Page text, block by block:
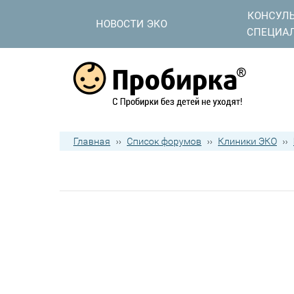
НОВОСТИ ЭКО
Главная ›› Список форумов ›› Клиники ЭКО ››